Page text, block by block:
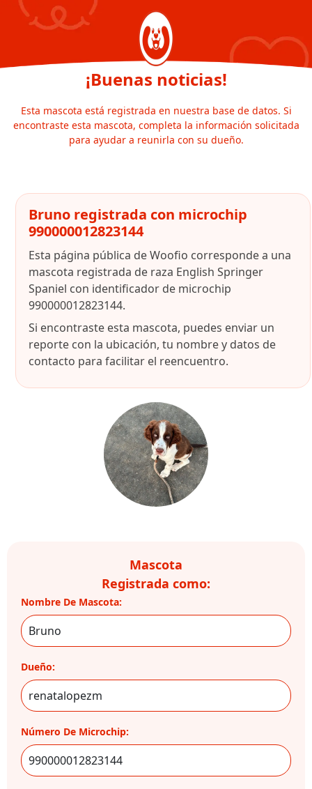
¡Buenas noticias!
Esta mascota está registrada en nuestra base de datos. Si
encontraste esta mascota, completa la información solicitada
para ayudar a reunirla con su dueño.
Bruno registrada con microchip
990000012823144
Esta página pública de Woofio corresponde a una
mascota registrada de raza English Springer
Spaniel con identificador de microchip
990000012823144.
Si encontraste esta mascota, puedes enviar un
reporte con la ubicación, tu nombre y datos de
contacto para facilitar el reencuentro.
Mascota
Registrada como:
Nombre De Mascota:
Dueño:
Número De Microchip: